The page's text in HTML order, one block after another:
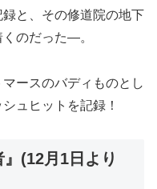
と、その修道院の地下
のだった—。
ースのバディものとし
ュヒットを記録！
』(12月1日より